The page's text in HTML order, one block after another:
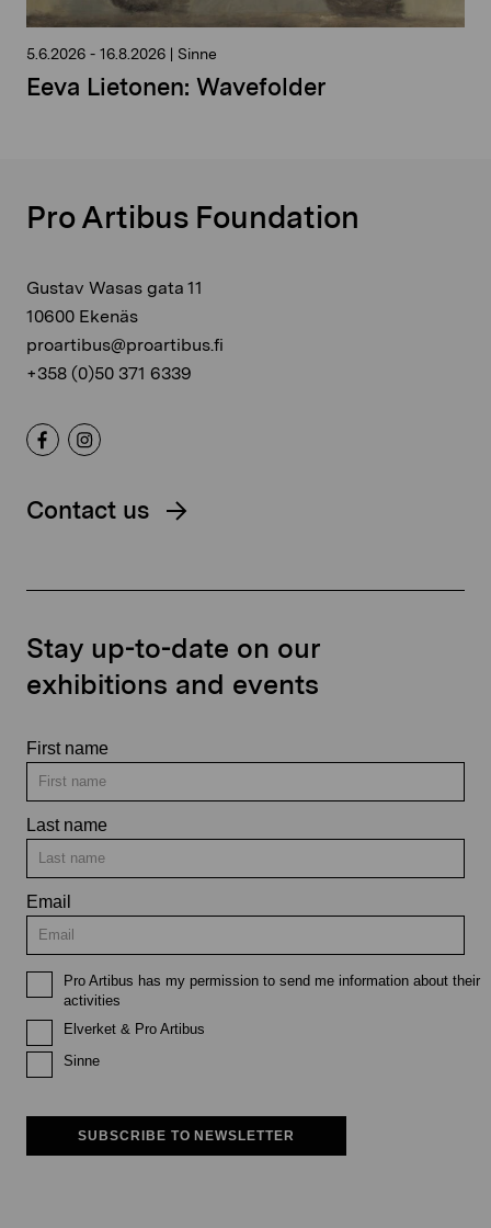
5.6.2026 - 16.8.2026 | Sinne
Eeva Lietonen: Wavefolder
Pro Artibus Foundation
Gustav Wasas gata 11
10600 Ekenäs
proartibus@proartibus.fi
+358 (0)50 371 6339
Contact us
Stay up-to-date on our
exhibitions and events
First name
Last name
Email
Pro Artibus has my permission to send me information about their
activities
Elverket & Pro Artibus
Sinne
SUBSCRIBE TO NEWSLETTER